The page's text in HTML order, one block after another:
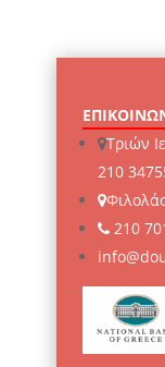
Τριών
210
210